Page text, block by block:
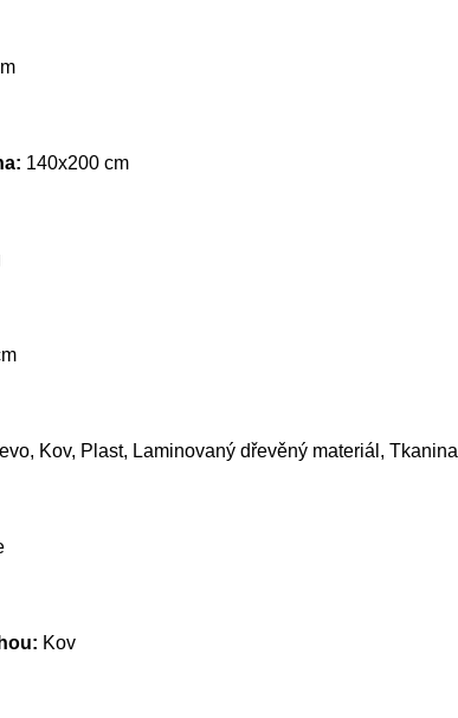
140x200 cm
Kov, Plast, Laminovaný dřevěný materiál, Tkanina
Kov